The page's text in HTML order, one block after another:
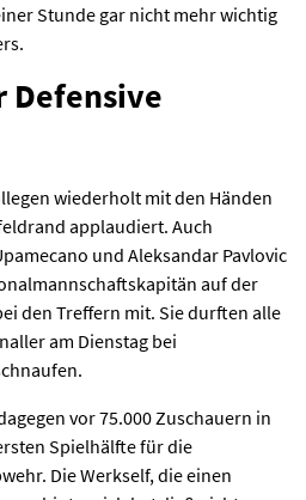
Stunde gar nicht mehr wichtig
Defensive
wiederholt mit den Händen
applaudiert. Auch
und Aleksandar Pavlovic
auf der
den Treffern mit. Sie durften alle
am Dienstag bei
vor 75.000 Zuschauern in
Spielhälfte für die
Die Werkself, die einen